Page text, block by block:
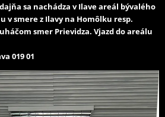
sa nachádza v Ilave areál bývalého
v smere z Ilavy na Homôlku resp.
smer Prievidza. Vjazd do areálu
019 01